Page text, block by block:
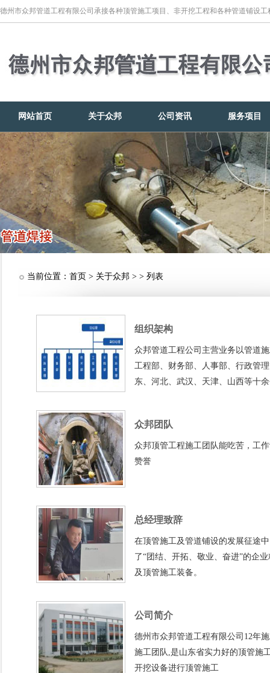
德州市众邦管道工程有限公司承接各种顶管施工项目、非开挖工程和各种管道铺设工
网站首页 关于众邦 公司资讯 服务项目
当前位置： 首页 > 关于众邦 > > 列表
组织架构
众邦管道工程公司主营业务以管道
工程部、财务部、人事部、行政管
东、河北、武汉、天津、山西等十
众邦团队
众邦顶管工程施工团队能吃苦，工
赞誉
总经理致辞
在顶管施工及管道铺设的发展征途
了“团结、开拓、敬业、奋进”的企
及顶管施工装备。
公司简介
德州市众邦管道工程有限公司12年
施工团队,是山东省实力好的顶管施
开挖设备进行顶管施工